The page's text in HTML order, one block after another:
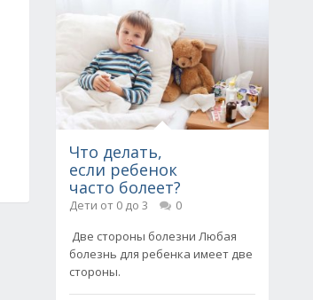
Что делать,
если ребенок
часто болеет?
Дети от 0 до 3
0
Две стороны болезни Любая
болезнь для ребенка имеет две
стороны.